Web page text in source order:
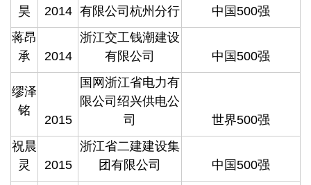
昊
2014 有限公司杭州分行
中国500强
蒋昂
承
2014
浙江交工钱潮建设
有限公司
中国500强
缪泽
铭
2015
国网浙江省电力有
限公司绍兴供电公
司
世界500强
祝晨
灵
2015
浙江省二建建设集
团有限公司
中国500强